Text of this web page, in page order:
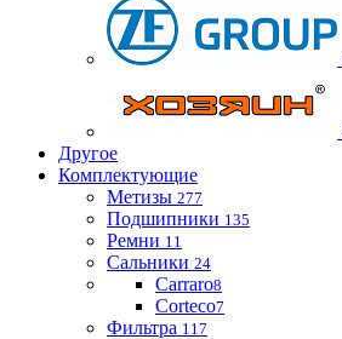
Другое
Комплектующие
Метизы 277
Подшипники 135
Ремни 11
Сальники 24
Carraro8
Corteco7
Фильтра 117